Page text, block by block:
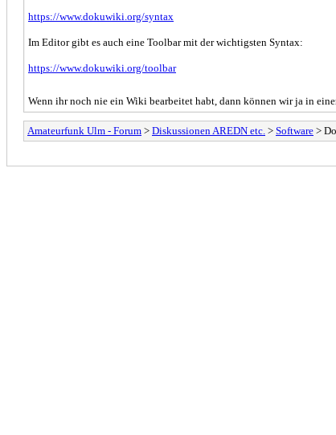
https://www.dokuwiki.org/syntax
Im Editor gibt es auch eine Toolbar mit der wichtigsten Syntax:
https://www.dokuwiki.org/toolbar
Wenn ihr noch nie ein Wiki bearbeitet habt, dann können wir ja in
Amateurfunk Ulm - Forum > Diskussionen AREDN etc. > Software >